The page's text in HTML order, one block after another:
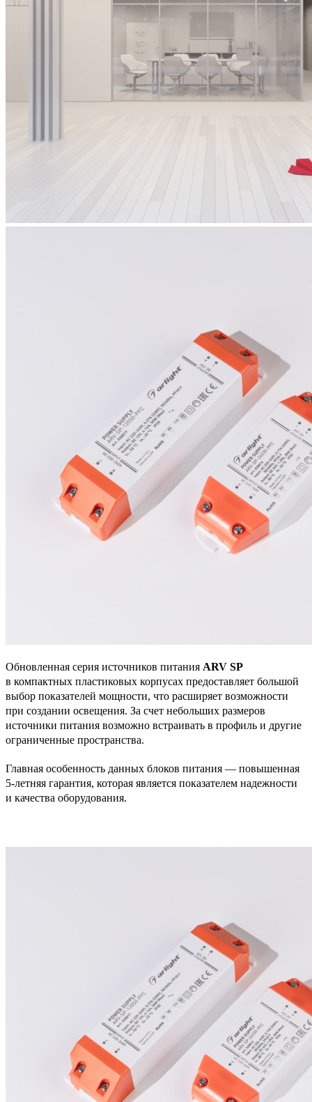
Обновленная серия источников питания ARV SP
в компактных пластиковых корпусах предоставляет большой
выбор показателей мощности, что расширяет возможности
при создании освещения. За счет небольших размеров
источники питания возможно встраивать в профиль и другие
ограниченные пространства.
Главная особенность данных блоков питания — повышенная
5-летняя гарантия, которая является показателем надежности
и качества оборудования.